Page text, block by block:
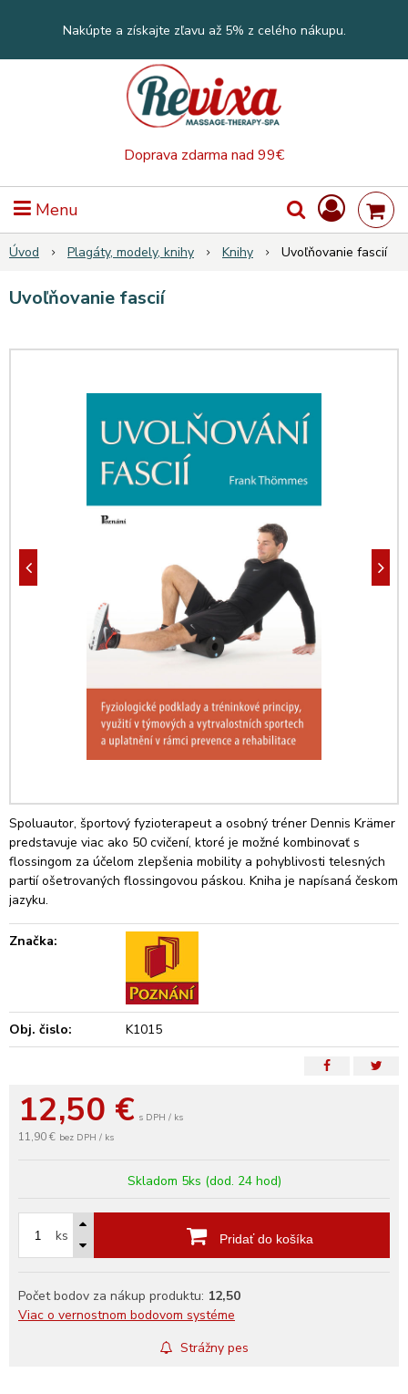
Doprava zdarma nad 99€
Nakúpte a získajte zľavu až 5% z celého nákupu.
Menu
Úvod Plagáty, modely, knihy Knihy Uvoľňovanie fascií
Uvoľňovanie fascií
12,50 € s DPH / ks
11,90 € bez DPH / ks
Skladom 5ks (dod. 24 hod)
ks Pridať do košíka
Počet bodov za nákup produktu: 12,50
Viac o vernostnom bodovom systéme
Strážny pes
Spoluautor, športový fyzioterapeut a osobný tréner Dennis Krämer
predstavuje viac ako 50 cvičení, ktoré je možné kombinovať s
flossingom za účelom zlepšenia mobility a pohyblivosti telesných
partií ošetrovaných flossingovou páskou. Kniha je napísaná českom
jazyku.
Značka:
Obj. čislo: K1015